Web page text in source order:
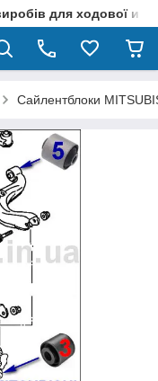
для ходової и
Сайлентблоки